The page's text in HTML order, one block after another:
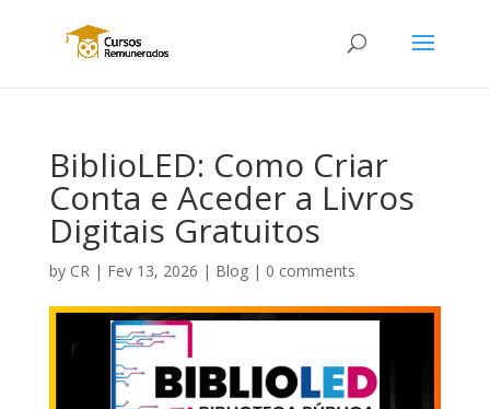
BiblioLED: Como Criar
Conta e Aceder a Livros
Digitais Gratuitos
by CR| Fev 13, 2026 | Blog| 0 comments